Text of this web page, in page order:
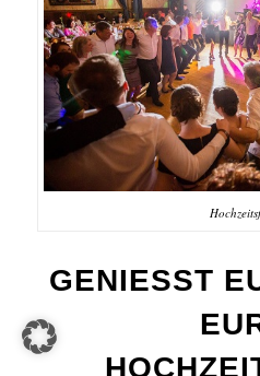
GENIESST